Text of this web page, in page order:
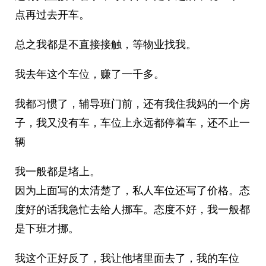
点再过去开车。
总之我都是不直接接触，等物业找我。
我去年这个车位，赚了一千多。
我都习惯了，辅导班门前，还有我住我妈的一个房
子，我又没有车，车位上永远都停着车，还不止一
辆
我一般都是堵上。
因为上面写的太清楚了，私人车位还写了价格。态
度好的话我急忙去给人挪车。态度不好，我一般都
是下班才挪。
我这个正好反了，我让他堵里面去了，我的车位